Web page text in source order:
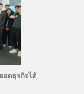
อดธุรกิจได้